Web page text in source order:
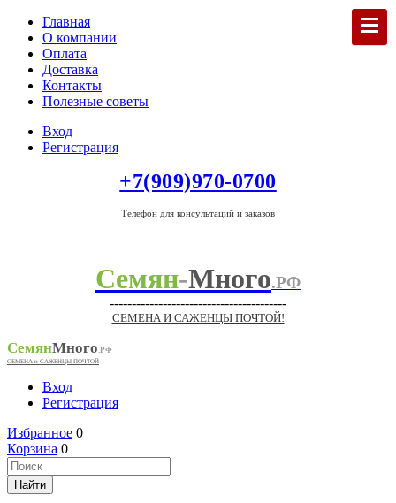
Главная
О компании
Оплата
Доставка
Контакты
Полезные советы
Вход
Регистрация
+7(909)970-0700
Телефон для консультаций и заказов
Семян-Много.РФ
----------------------------------------
СЕМЕНА И САЖЕНЦЫ ПОЧТОЙ!
СемянМного.РФ
СЕМЕНА и САЖЕНЦЫ ПОЧТОЙ
Вход
Регистрация
Избранное 0
Корзина 0